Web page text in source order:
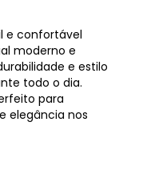
e confortável
moderno e
e estilo
todo o dia.
para
elegância nos